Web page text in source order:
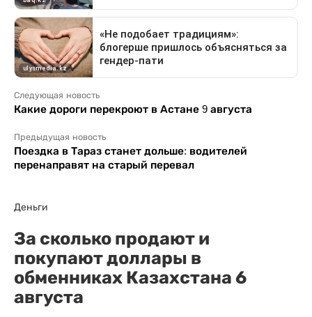
Следующая новость
Какие дороги перекроют в Астане 9 августа
Предыдущая новость
Поездка в Тараз станет дольше: водителей
перенаправят на старый перевал
Деньги
За сколько продают и
покупают доллары в
обменниках Казахстана 6
августа